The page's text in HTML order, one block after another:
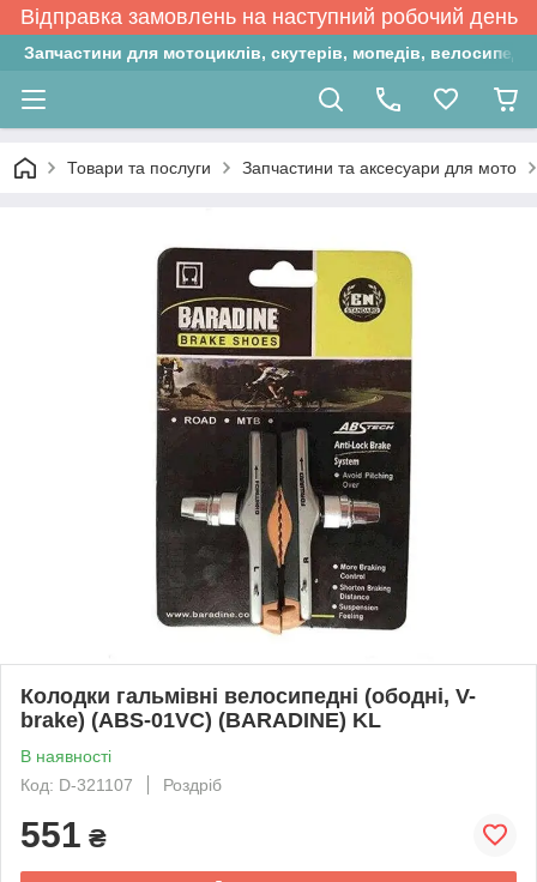
Відправка замовлень на наступний робочий день
Запчастини для мотоциклів, скутерів, мопедів,
Товари та послуги Запчастини та аксесуари для мото
Колодки гальмівні велосипедні (ободні, V-
brake) (ABS-01VC) (BARADINE) KL
В наявності
Код: D-321107
Роздріб
551 ₴